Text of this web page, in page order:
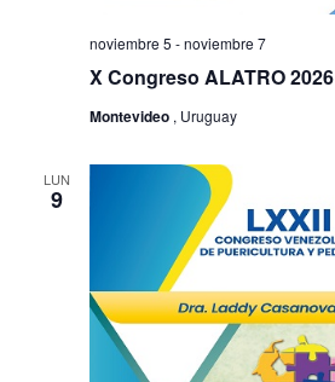
X Congreso ALATRO 2026
noviembre 5 -noviembre 7
Montevideo , Uruguay
LUN
9